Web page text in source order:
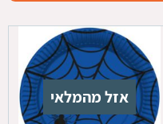
אזל מהמלאי